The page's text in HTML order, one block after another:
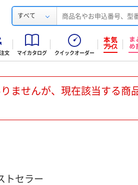
すべて
文 マイカタログ クイックオーダー
ませんが、現在該当する商
トセラー